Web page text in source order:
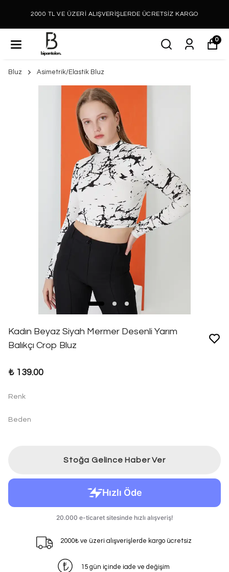
2000 TL VE ÜZERİ ALIŞVERİŞLERDE ÜCRETSİZ KARGO
0
Bluz Asimetrik/Elastik Bluz
Kadın Beyaz Siyah Mermer Desenli Yarım
Balıkçı Crop Bluz
₺ 139.00
Renk
Beden
Stoğa Gelince Haber Ver
2000₺ ve üzeri alışverişlerde kargo ücretsiz
15 gün içinde iade ve değişim